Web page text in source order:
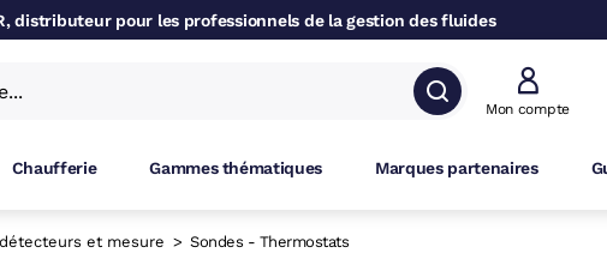
distributeur pour les professionnels de la gestion des fluides
Mon compte
Chaufferie Gammes thématiques Marques partenaires
et mesure Sondes - Thermostats